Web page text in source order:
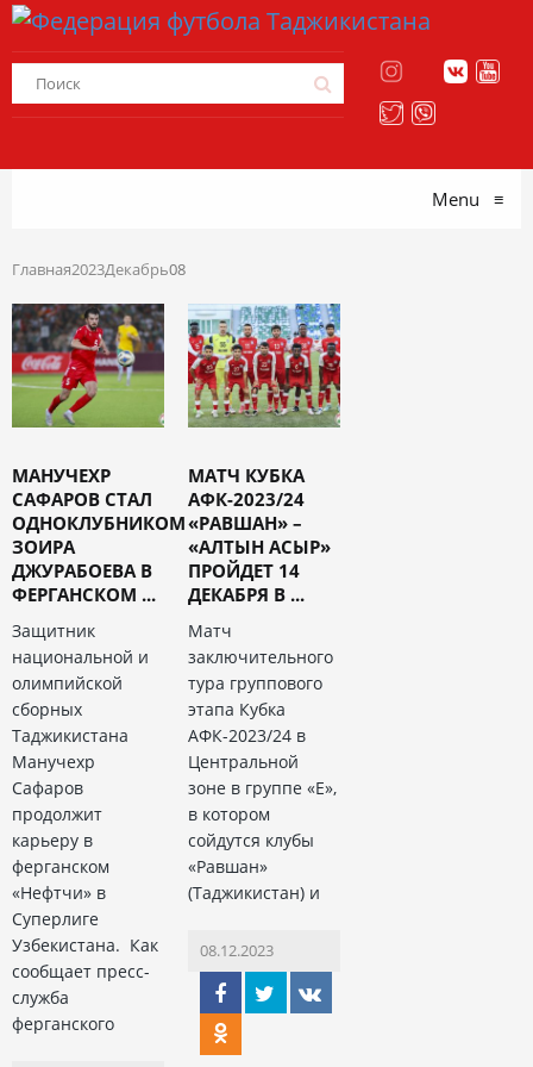
Menu ≡
Главная2023Декабрь08
МАНУЧЕХР
САФАРОВ СТАЛ
ОДНОКЛУБНИКОМ
ЗОИРА
ДЖУРАБОЕВА В
ФЕРГАНСКОМ ...
Защитник
национальной и
олимпийской
сборных
Таджикистана
Манучехр
Сафаров
продолжит
карьеру в
ферганском
«Нефтчи» в
Суперлиге
Узбекистана. Как
сообщает пресс-
служба
ферганского
МАТЧ КУБКА
АФК-2023/24
«РАВШАН» –
«АЛТЫН АСЫР»
ПРОЙДЕТ 14
ДЕКАБРЯ В ...
Матч
заключительного
тура группового
этапа Кубка
АФК-2023/24 в
Центральной
зоне в группе «Е»,
в котором
сойдутся клубы
«Равшан»
(Таджикистан) и
08.12.2023